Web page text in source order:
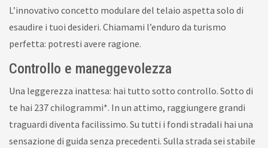
L’innovativo concetto modulare del telaio aspetta solo di
esaudire i tuoi desideri. Chiamami l’enduro da turismo
perfetta: potresti avere ragione.
Controllo e maneggevolezza
Una leggerezza inattesa: hai tutto sotto controllo. Sotto di
te hai 237 chilogrammi*. In un attimo, raggiungere grandi
traguardi diventa facilissimo. Su tutti i fondi stradali hai una
sensazione di guida senza precedenti. Sulla strada sei stabile